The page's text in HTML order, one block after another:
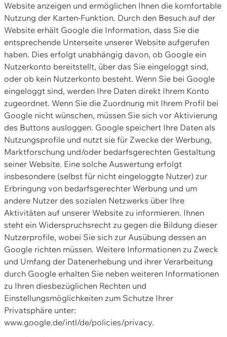
Website anzeigen und ermöglichen Ihnen die komfortable
Nutzung der Karten-Funktion. Durch den Besuch auf der
Website erhält Google die Information, dass Sie die
entsprechende Unterseite unserer Website aufgerufen
haben. Dies erfolgt unabhängig davon, ob Google ein
Nutzerkonto bereitstellt, über das Sie eingeloggt sind,
oder ob kein Nutzerkonto besteht. Wenn Sie bei Google
eingeloggt sind, werden Ihre Daten direkt Ihrem Konto
zugeordnet. Wenn Sie die Zuordnung mit Ihrem Profil bei
Google nicht wünschen, müssen Sie sich vor Aktivierung
des Buttons ausloggen. Google speichert Ihre Daten als
Nutzungsprofile und nutzt sie für Zwecke der Werbung,
Marktforschung und/oder bedarfsgerechten Gestaltung
seiner Website. Eine solche Auswertung erfolgt
insbesondere (selbst für nicht eingeloggte Nutzer) zur
Erbringung von bedarfsgerechter Werbung und um
andere Nutzer des sozialen Netzwerks über Ihre
Aktivitäten auf unserer Website zu informieren. Ihnen
steht ein Widerspruchsrecht zu gegen die Bildung dieser
Nutzerprofile, wobei Sie sich zur Ausübung dessen an
Google richten müssen. Weitere Informationen zu Zweck
und Umfang der Datenerhebung und ihrer Verarbeitung
durch Google erhalten Sie neben weiteren Informationen
zu Ihren diesbezüglichen Rechten und
Einstellungsmöglichkeiten zum Schutze Ihrer
Privatsphäre unter:
www.google.de/intl/de/policies/privacy.